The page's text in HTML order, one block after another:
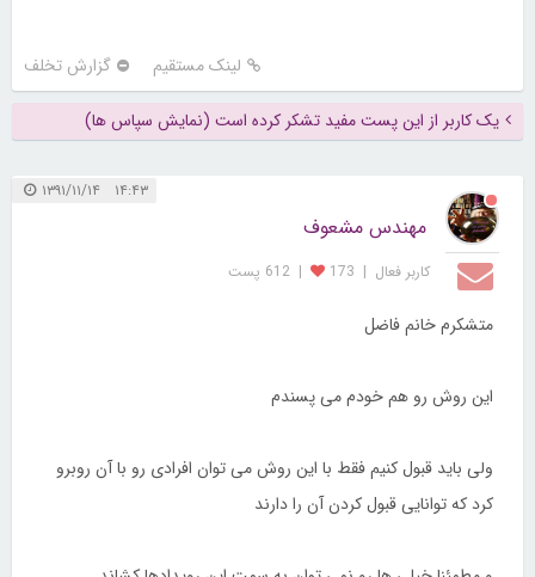
لینک مستقیم گزارش تخلف
یک کاربر از این پست مفید تشکر کرده است (نمایش سپاس ها)
۱۴:۴۳ ۱۳۹۱/۱۱/۱۴
مهندس مشعوف
کاربر فعال |
173
| 612 پست
متشکرم خانم فاضل
این روش رو هم خودم می پسندم
ولی باید قبول کنیم فقط با این روش می توان افرادی رو با آن روبرو
کرد که توانایی قبول کردن آن را دارند